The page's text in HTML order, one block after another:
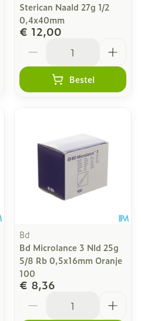
Sterican Naald 27g 1/2
0,4x40mm
€ 12,00
Bestel
Bd
Bd Microlance 3 Nld 25g
5/8 Rb 0,5x16mm Oranje
100
€ 8,36